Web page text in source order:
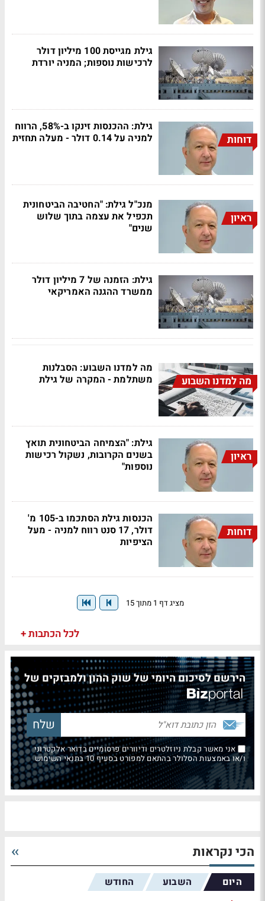
גילת מגייסת 100 מיליון דולר
לרכישות נוספות; המניה יורדת
דוחות
גילת: ההכנסות זינקו ב-58%, הרווח
למניה על 0.14 דולר - מעלה תחזית
ראיון
מנכ"ל גילת: "החטיבה הביטחונית
תכפיל את עצמה בתוך שלוש
שנים"
גילת: הזמנה של 7 מיליון דולר
ממשרד ההגנה האמריקאי
מה למדנו השבוע
מה למדנו השבוע: הסבלנות
משתלמת - המקרה של גילת
ראיון
גילת: "הצמיחה הביטחונית תואץ
בשנים הקרובות, נשקול רכישות
נוספות"
דוחות
הכנסות גילת הסתכמו ב-105 מ'
דולר, 17 סנט רווח למניה - מעל
הציפיות
מציג דף 1 מתוך 15
לכל הכתבות +
הירשם לסיכום היומי של שוק ההון ולמבזקים של
אני מאשר קבלת ניוזלטרים ודיוורים פרסומיים בדואר אלקטרוני
ו/או באמצעות הסלולר בהתאם למפורט בסעיף 10 בתנאי השימוש
הכי נקראות
היום השבוע החודש